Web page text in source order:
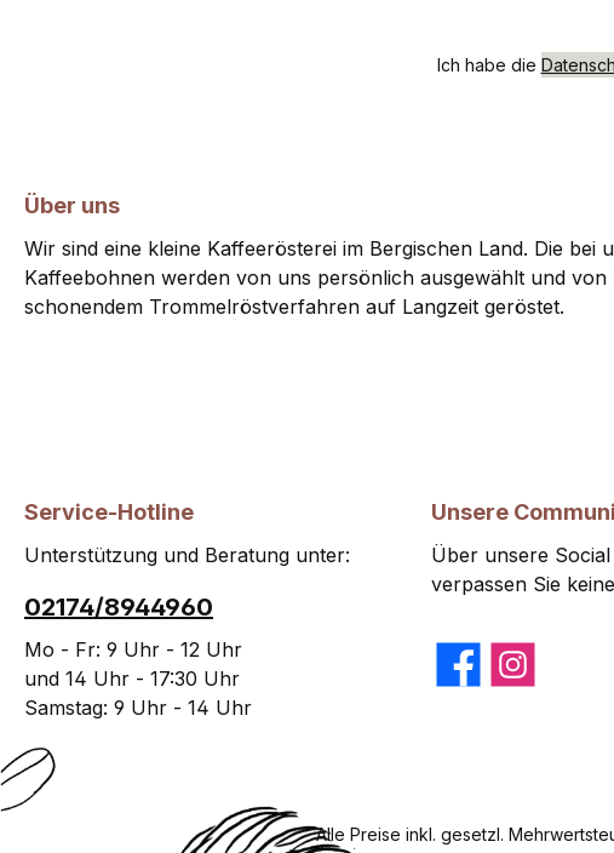
Ich habe die
Über uns
Wir sind eine kleine Kaffeerösterei im Bergischen Land. Die bei
Kaffeebohnen werden von uns persönlich ausgewählt und von
schonendem Trommelröstverfahren auf Langzeit geröstet.
Service-Hotline
Unterstützung und Beratung unter:
02174/8944960
Mo - Fr: 9 Uhr - 12 Uhr
und 14 Uhr - 17:30 Uhr
Samstag: 9 Uhr - 14 Uhr
Unsere
Über unsere
verpassen Sie
FacebookInstagram
Alle Preise inkl. gesetzl.